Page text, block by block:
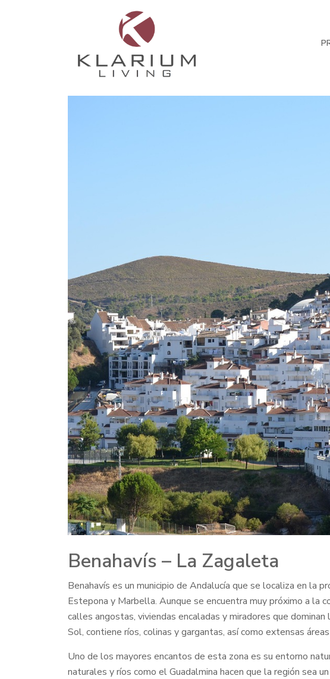
Benahavís – La Zagaleta
Benahavís es un municipio de Andalucía que se localiza en la
Estepona y Marbella. Aunque se encuentra muy próximo a la
calles angostas, viviendas encaladas y miradores que
Sol, contiene ríos, colinas y gargantas, así como extensas
Uno de los mayores encantos de esta zona es su entorno
naturales y ríos como el Guadalmina hacen que la región sea